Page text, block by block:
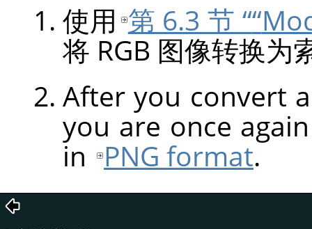
使用 第 6.3 节 ““
将 RGB 图像转换为
After you convert
you are once
in PNG format.